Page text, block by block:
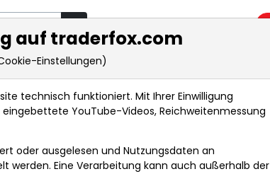
Realtimekurse Nachrichten
auf traderfox.com
Einstellungen)
technisch funktioniert. Mit Ihrer Einwilligung
YouTube-Videos, Reichweitenmessung
oder ausgelesen und Nutzungsdaten an
Eine Verarbeitung kann auch außerhalb der